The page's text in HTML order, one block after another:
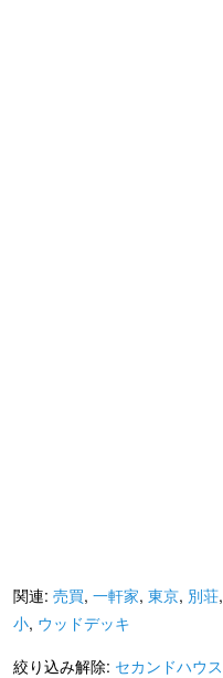
関連: 売買, 一軒家, 東京, 別荘,
小, ウッドデッキ
絞り込み解除: セカンドハウス